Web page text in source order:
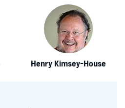
Henry Kimsey-House